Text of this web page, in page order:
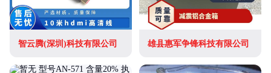
智云腾(深圳)科技有限公司 雄县惠军争锋科技有限公司